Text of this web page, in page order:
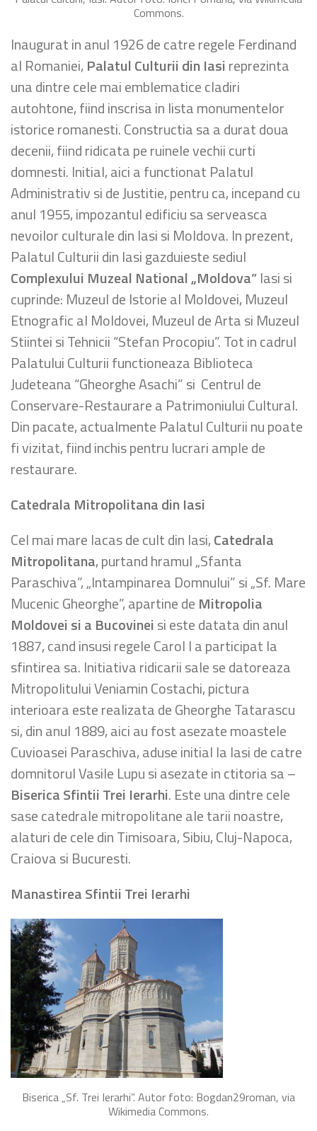
Commons.
Inaugurat in anul 1926 de catre regele Ferdinand
al Romaniei, Palatul Culturii din Iasireprezinta
una dintre cele mai emblematice cladiri
autohtone, fiind inscrisa in lista monumentelor
istorice romanesti. Constructia sa a durat doua
decenii, fiind ridicata pe ruinele vechii curti
domnesti. Initial, aici a functionat Palatul
Administrativ si de Justitie, pentru ca, incepand cu
anul 1955, impozantul edificiu sa serveasca
nevoilor culturale din Iasi si Moldova. In prezent,
Palatul Culturii din Iasi gazduieste sediul
Complexului Muzeal National „Moldova”Iasi si
cuprinde: Muzeul de Istorie al Moldovei, Muzeul
Etnografic al Moldovei, Muzeul de Arta si Muzeul
Stiintei si Tehnicii “Stefan Procopiu”. Tot in cadrul
Palatului Culturii functioneaza Biblioteca
Judeteana “Gheorghe Asachi” si Centrul de
Conservare-Restaurare a Patrimoniului Cultural.
Din pacate, actualmente Palatul Culturii nu poate
fi vizitat, fiind inchis pentru lucrari ample de
restaurare.
Catedrala Mitropolitana din Iasi
Cel mai mare lacas de cult din Iasi,Catedrala
Mitropolitana, purtand hramul „Sfanta
Paraschiva”, „Intampinarea Domnului” si „Sf. Mare
Mucenic Gheorghe”, apartine de Mitropolia
Moldovei si a Bucovineisi este datata din anul
1887, cand insusi regele Carol I a participat la
sfintirea sa. Initiativa ridicarii sale se datoreaza
Mitropolitului Veniamin Costachi, pictura
interioara este realizata de Gheorghe Tatarascu
si, din anul 1889, aici au fost asezate moastele
Cuvioasei Paraschiva, aduse initial la Iasi de catre
domnitorul Vasile Lupu si asezate in ctitoria sa –
Biserica Sfintii Trei Ierarhi. Este una dintre cele
sase catedrale mitropolitane ale tarii noastre,
alaturi de cele din Timisoara, Sibiu, Cluj-Napoca,
Craiova si Bucuresti.
Manastirea Sfintii Trei Ierarhi
Biserica „Sf. Trei Ierarhi”. Autor foto: Bogdan29roman, via
Wikimedia Commons.